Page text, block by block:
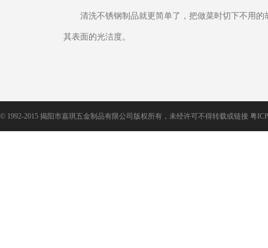
清洗不锈钢制品就更简单了，把做菜时切下不用
其表面的光洁度。
© 1992-2015 揭阳市嘉琪五金制品有限公司版权所有，未经许可不得转载或链接 粤